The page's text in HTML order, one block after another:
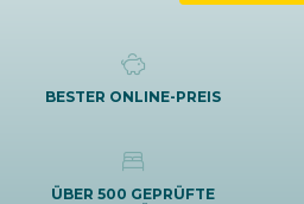
BESTER ONLINE-PREIS
ÜBER 500 GEPRÜFTE